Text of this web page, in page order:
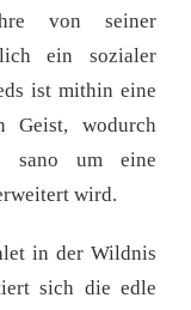
von seiner
ein sozialer
ist mithin eine
Geist, wodurch
sano um eine
wird.
in der Wildnis
sich die edle